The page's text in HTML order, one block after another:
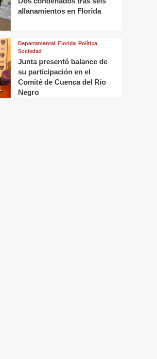
allanamientos en Florida
Departamental Florida Política
Sociedad
Junta presentó balance de
su participación en el
Comité de Cuenca del Río
Negro